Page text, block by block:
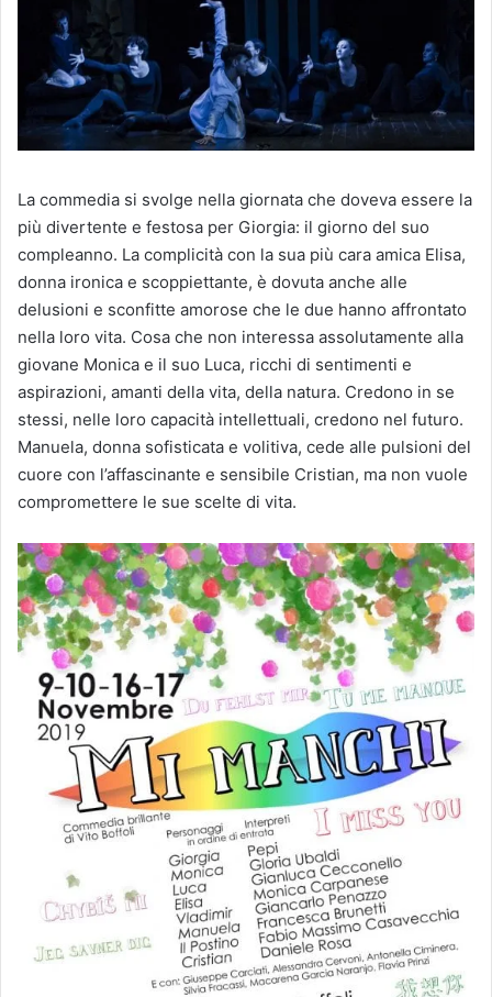
La commedia si svolge nella giornata che doveva essere la
più divertente e festosa per Giorgia: il giorno del suo
compleanno. La complicità con la sua più cara amica Elisa,
donna ironica e scoppiettante, è dovuta anche alle
delusioni e sconfitte amorose che le due hanno affrontato
nella loro vita. Cosa che non interessa assolutamente alla
giovane Monica e il suo Luca, ricchi di sentimenti e
aspirazioni, amanti della vita, della natura. Credono in se
stessi, nelle loro capacità intellettuali, credono nel futuro.
Manuela, donna sofisticata e volitiva, cede alle pulsioni del
cuore con l’affascinante e sensibile Cristian, ma non vuole
compromettere le sue scelte di vita.